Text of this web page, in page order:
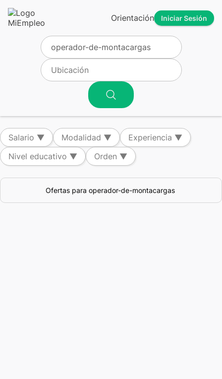
Orientación Iniciar Sesión
Salario ▼ Modalidad ▼ Experiencia ▼
Nivel educativo ▼ Orden ▼
Ofertas para operador-de-montacargas